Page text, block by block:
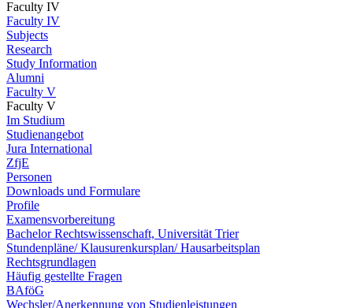
Faculty IV
Faculty IV
Subjects
Research
Study Information
Alumni
Faculty V
Faculty V
Im Studium
Studienangebot
Jura International
ZfjE
Personen
Downloads und Formulare
Profile
Examensvorbereitung
Bachelor Rechtswissenschaft, Universität Trier
Stundenpläne/ Klausurenkursplan/ Hausarbeitsplan
Rechtsgrundlagen
Häufig gestellte Fragen
BAföG
Wechsler/Anerkennung von Studienleistungen